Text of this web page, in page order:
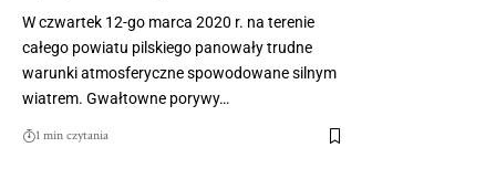
W czwartek 12-go marca 2020 r. na terenie
całego powiatu pilskiego panowały trudne
warunki atmosferyczne spowodowane silnym
wiatrem. Gwałtowne porywy…
1 min czytania